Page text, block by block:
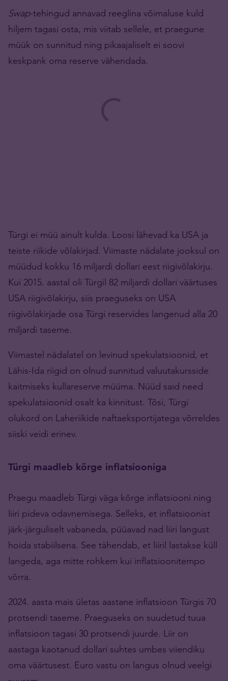
Swap-tehingud annavad reeglina võimaluse kuld
hiljem tagasi osta, mis viitab sellele, et praegune
müük on sunnitud ning pikaajaliselt ei soovi
keskpank oma reserve vähendada.
Türgi ei müü ainult kulda. Loosi lähevad ka USA ja
teiste riikide võlakirjad. Viimaste nädalate jooksul on
müüdud kokku 16 miljardi dollari eest riigivõlakirju.
Kui 2015. aastal oli Türgil 82 miljardi dollari väärtuses
USA riigivõlakirju, siis praeguseks on USA
riigivõlakirjade osa Türgi reservides langenud alla 20
miljardi taseme.
Viimastel nädalatel on levinud spekulatsioonid, et
Lähis-Ida riigid on olnud sunnitud valuutakursside
kaitmiseks kullareserve müüma. Nüüd said need
spekulatsioonid osalt ka kinnitust. Tõsi, Türgi
olukord on Laheriikide naftaeksportijatega võrreldes
siiski veidi erinev.
Türgi maadleb kõrge inflatsiooniga
Praegu maadleb Türgi väga kõrge inflatsiooni ning
liiri pideva odavnemisega. Selleks, et inflatsioonist
järk-järguliselt vabaneda, püüavad nad liiri langust
hoida stabiilsena. See tähendab, et liiril lastakse küll
langeda, aga mitte rohkem kui inflatsioonitempo
võrra.
2024. aasta mais ületas aastane inflatsioon Türgis 70
protsendi taseme. Praeguseks on suudetud tuua
inflatsioon tagasi 30 protsendi juurde. Liir on
aastaga kaotanud dollari suhtes umbes viiendiku
oma väärtusest. Euro vastu on langus olnud veelgi